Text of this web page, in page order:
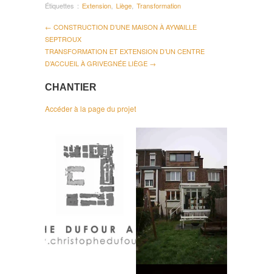
Étiquettes : Extension, Liège, Transformation
← CONSTRUCTION D’UNE MAISON À AYWAILLE
SEPTROUX
TRANSFORMATION ET EXTENSION D’UN CENTRE
D’ACCUEIL À GRIVEGNÉE LIÈGE →
CHANTIER
Accéder à la page du projet